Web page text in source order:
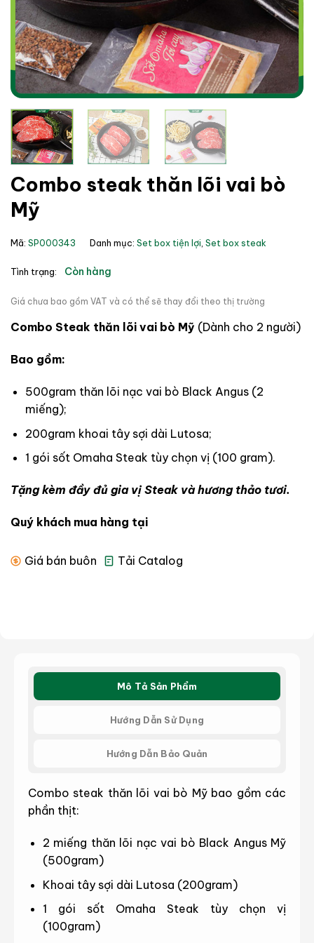
Combo steak thăn lõi vai bò
Mỹ
Mã: SP000343 Danh mục: Set box tiện lợi, Set box steak
Tình trạng: Còn hàng
Giá chưa bao gồm VAT và có thể sẽ thay đổi theo thị trường
Combo Steak thăn lõi vai bò Mỹ (Dành cho 2 người)
Bao gồm:
500gram thăn lõi nạc vai bò Black Angus (2
miếng);
200gram khoai tây sợi dài Lutosa;
1 gói sốt Omaha Steak tùy chọn vị (100 gram).
Tặng kèm đầy đủ gia vị Steak và hương thảo tươi.
Quý khách mua hàng tại
Giá bán buôn Tải Catalog
Mô Tả Sản Phẩm
Hướng Dẫn Sử Dụng
Hướng Dẫn Bảo Quản
Combo steak thăn lõi vai bò Mỹ bao gồm các
phần thịt:
2 miếng thăn lõi nạc vai bò Black Angus Mỹ
(500gram)
Khoai tây sợi dài Lutosa (200gram)
1 gói sốt Omaha Steak tùy chọn vị
(100gram)